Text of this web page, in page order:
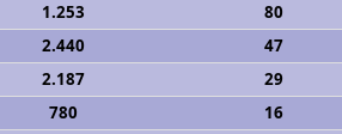
1.253 80
2.440 47
2.187 29
780 16